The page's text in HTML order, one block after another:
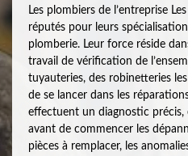
Les plombiers de l’entreprise
réputés pour leurs
plomberie. Leur force réside
travail de vérification de
tuyauteries, des robinetteries
de se lancer dans les
effectuent un diagnostic précis,
avant de commencer les
pièces à remplacer, les